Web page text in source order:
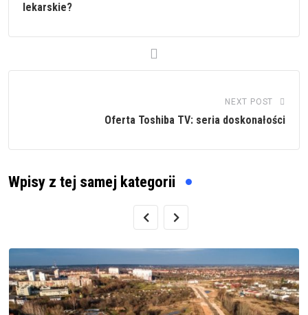
lekarskie?
NEXT POST
Oferta Toshiba TV: seria doskonałości
Wpisy z tej samej kategorii